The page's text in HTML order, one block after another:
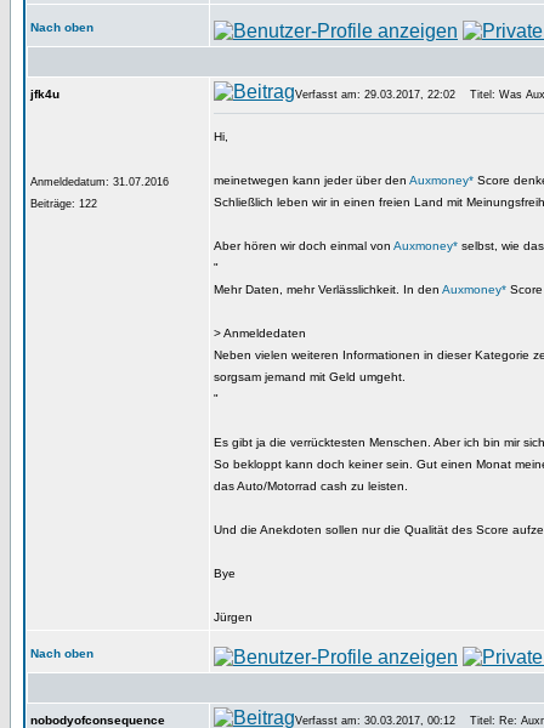
Nach oben
jfk4u
Anmeldedatum: 31.07.2016
Beiträge: 122
Verfasst am: 29.03.2017, 22:02 Titel: Was
Hi,
meinetwegen kann jeder über den Auxmoney* Score
Schließlich leben wir in einen freien Land mit
Aber hören wir doch einmal von Auxmoney* selbst, wie
"
Mehr Daten, mehr Verlässlichkeit. In den Auxmoney*
> Anmeldedaten
Neben vielen weiteren Informationen in dieser Kategorie
sorgsam jemand mit Geld umgeht.
"
Es gibt ja die verrücktesten Menschen. Aber ich bin mir
So bekloppt kann doch keiner sein. Gut einen Monat
das Auto/Motorrad cash zu leisten.
Und die Anekdoten sollen nur die Qualität des Score
Bye
Jürgen
Nach oben
nobodyofconsequence Verfasst am: 30.03.2017, 00:12 Titel: Re: